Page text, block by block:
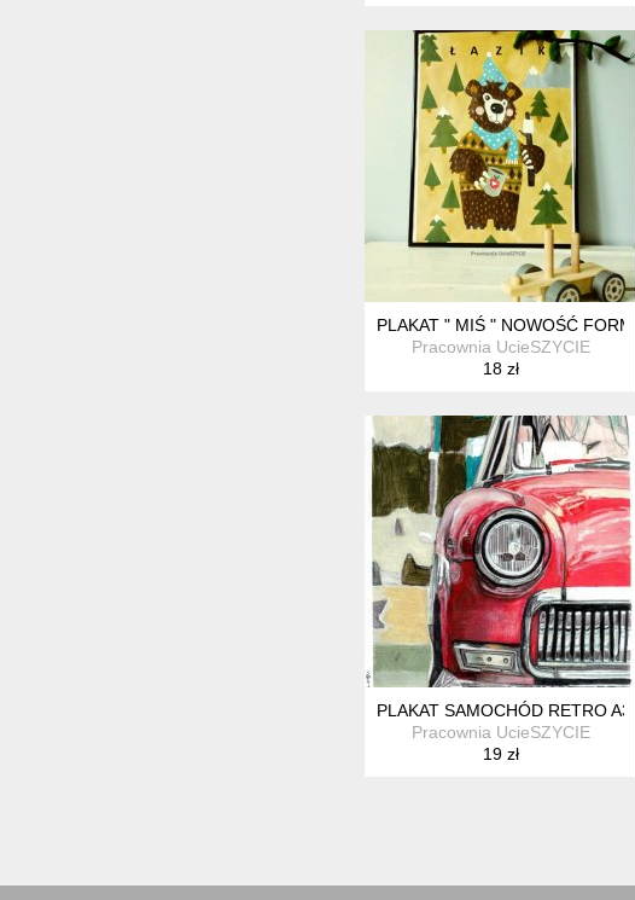
PLAKAT " MIŚ " NOWOŚĆ
Pracownia UcieSZYCIE
18 zł
PLAKAT SAMOCHÓD RETRO A3
Pracownia UcieSZYCIE
19 zł